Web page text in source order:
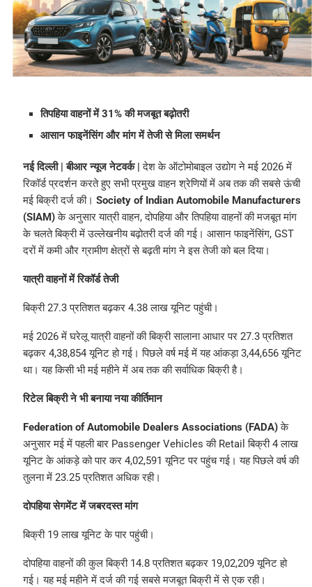
तिपहिया वाहनों में 31% की मजबूत बढ़ोतरी
आसान फाइनेंसिंग और मांग में तेजी से मिला समर्थन
नई दिल्ली | बीआर न्यूज नेटवर्क |देश के ऑटोमोबाइल उद्योग ने मई 2026 में
रिकॉर्ड प्रदर्शन करते हुए सभी प्रमुख वाहन श्रेणियों में अब तक की सबसे ऊंची
मई बिक्री दर्ज की। Society of Indian Automobile Manufacturers
(SIAM)के अनुसार यात्री वाहन, दोपहिया और तिपहिया वाहनों की मजबूत मांग
के चलते बिक्री में उल्लेखनीय बढ़ोतरी दर्ज की गई। आसान फाइनेंसिंग, GST
दरों में कमी और ग्रामीण क्षेत्रों से बढ़ती मांग ने इस तेजी को बल दिया।
यात्री वाहनों में रिकॉर्ड तेजी
बिक्री 27.3 प्रतिशत बढ़कर 4.38 लाख यूनिट पहुंची।
मई 2026 में घरेलू यात्री वाहनों की बिक्री सालाना आधार पर 27.3 प्रतिशत
बढ़कर 4,38,854 यूनिट हो गई। पिछले वर्ष मई में यह आंकड़ा 3,44,656 यूनिट
था। यह किसी भी मई महीने में अब तक की सर्वाधिक बिक्री है।
रिटेल बिक्री ने भी बनाया नया कीर्तिमान
Federation of Automobile Dealers Associations (FADA)के
अनुसार मई में पहली बार Passenger Vehicles की Retail बिक्री 4 लाख
यूनिट के आंकड़े को पार कर 4,02,591 यूनिट पर पहुंच गई। यह पिछले वर्ष की
तुलना में 23.25 प्रतिशत अधिक रही।
दोपहिया सेगमेंट में जबरदस्त मांग
बिक्री 19 लाख यूनिट के पार पहुंची।
दोपहिया वाहनों की कुल बिक्री 14.8 प्रतिशत बढ़कर 19,02,209 यूनिट हो
गई। यह मई महीने में दर्ज की गई सबसे मजबूत बिक्री में से एक रही।